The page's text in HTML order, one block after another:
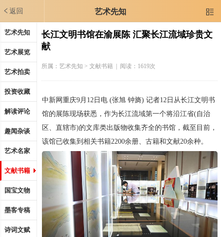
返回 艺术先知 
艺术先知
艺术展览
艺术拍卖
投资收藏
解读评论
趣闻杂谈
艺术名家
文献书籍
国宝文物
墨客专稿
诗词文赋
长江文明书馆在渝展陈 汇聚长江流域珍贵文
献
所属：艺术先知 > 文献书籍 | 阅读：1619次
中新网重庆9月12日电 (张旭 钟旖) 记者12日从长江文明书
馆的展陈现场获悉，作为长江流域第一个将沿江省(自治
区、直辖市)的文库类出版物收集齐全的书馆，截至目前，
该馆已收集到相关书籍2200余册、古籍和文献20余种。